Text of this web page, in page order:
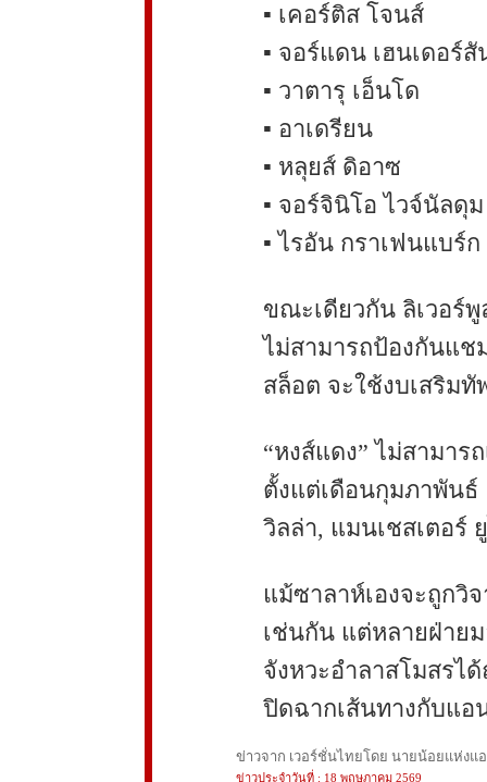
▪️ เคอร์ติส โจนส์
▪️ จอร์แดน เฮนเดอร์สั
▪️ วาตารุ เอ็นโด
▪️ อาเดรียน
▪️ หลุยส์ ดิอาซ
▪️ จอร์จินิโอ ไวจ์นัลดุม
▪️ ไรอัน กราเฟนแบร์ก
ขณะเดียวกัน ลิเวอร์
ไม่สามารถป้องกันแช
สล็อต จะใช้งบเสริม
“หงส์แดง” ไม่สามา
ตั้งแต่เดือนกุมภาพันธ์
วิลล่า, แมนเชสเตอร์
แม้ซาลาห์เองจะถูกวิ
เช่นกัน แต่หลายฝ่ายม
จังหวะอำลาสโมสรไ
ปิดฉากเส้นทางกับแอ
ข่าวจาก เวอร์ชั่นไทยโดย นายน้อยแห่งแ
ข่าวประจำวันที่ : 18 พฤษภาคม 2569